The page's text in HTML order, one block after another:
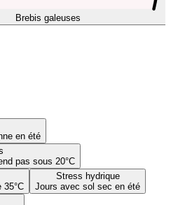
Brebis galeuses
en été
pas sous 20°C
35°C
Stress hydrique
Jours avec sol sec en été